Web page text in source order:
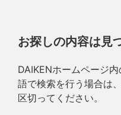
お探しの内容は見
DAIKENホームページ
語で検索を行う場合は
区切ってください。